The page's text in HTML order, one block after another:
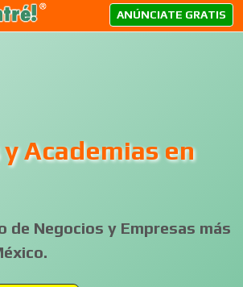
ANÚNCIATE GRATIS
Academias en
de Negocios y Empresas más